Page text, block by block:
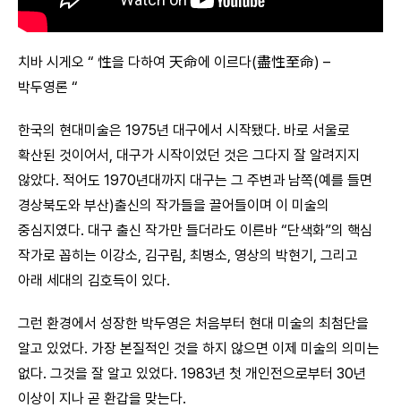
치바 시게오 “ 性을 다하여 天命에 이르다(盡性至命) –
박두영론 “
한국의 현대미술은 1975년 대구에서 시작됐다. 바로 서울로
확산된 것이어서, 대구가 시작이었던 것은 그다지 잘 알려지지
않았다. 적어도 1970년대까지 대구는 그 주변과 남쪽(예를 들면
경상북도와 부산)출신의 작가들을 끌어들이며 이 미술의
중심지였다. 대구 출신 작가만 들더라도 이른바 “단색화”의 핵심
작가로 꼽히는 이강소, 김구림, 최병소, 영상의 박현기, 그리고
아래 세대의 김호득이 있다.
그런 환경에서 성장한 박두영은 처음부터 현대 미술의 최첨단을
알고 있었다. 가장 본질적인 것을 하지 않으면 이제 미술의 의미는
없다. 그것을 잘 알고 있었다. 1983년 첫 개인전으로부터 30년
이상이 지나 곧 환갑을 맞는다.